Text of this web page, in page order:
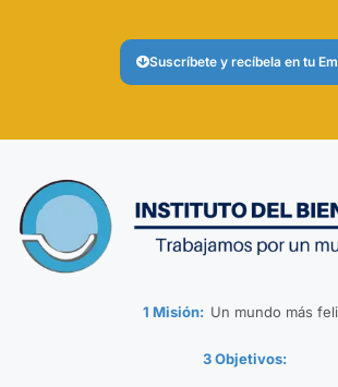
Suscríbete y recíbela en tu
1 Misión: Un mundo más
3 Objetivos: